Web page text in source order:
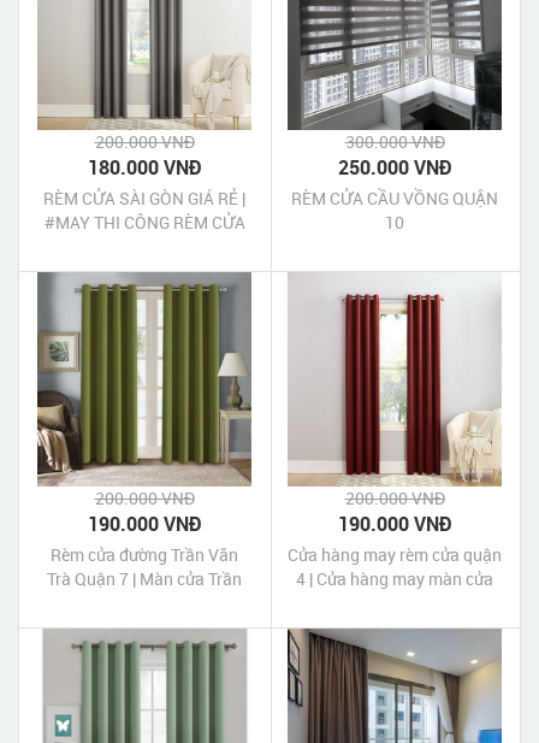
200.000 VNĐ
180.000 VNĐ
RÈM CỬA SÀI GÒN GIÁ RẺ |
#MAY THI CÔNG RÈM CỬA
LƯỢNG
300.000 VNĐ
250.000 VNĐ
RÈM CỬA CẦU VỒNG QUẬN
10
200.000 VNĐ
190.000 VNĐ
Rèm cửa đường Trần Văn
Trà Quận 7 | Màn cửa Trần
200.000 VNĐ
190.000 VNĐ
Cửa hàng may rèm cửa quận
4 | Cửa hàng may màn cửa